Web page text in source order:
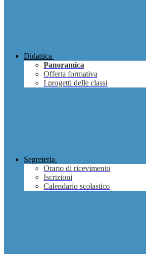
Didattica
Panoramica
Offerta formativa
I progetti delle classi
Segreteria
Orario di ricevimento
Iscrizioni
Calendario scolastico